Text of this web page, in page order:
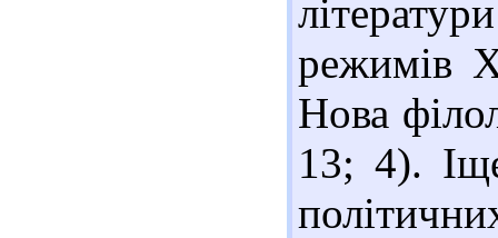
режимів
Нова
13; 4).